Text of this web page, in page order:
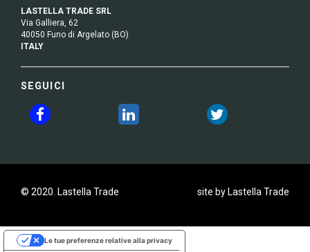
LASTELLA TRADE SRL
Via Galliera, 62
40050 Funo di Argelato (BO)
ITALY
SEGUICI
© 2020. Lastella Trade site by Lastella Trade
Le tue preferenze relative alla privacy